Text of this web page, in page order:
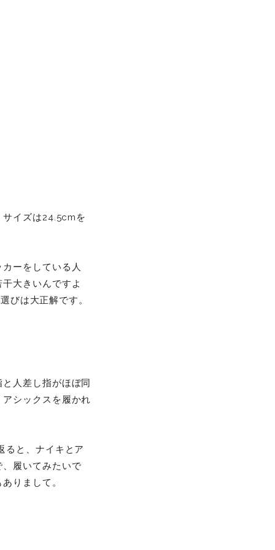
サイズは24.5cmを
ーをしている人
大きいんですよ
びは大正解です。
人差し指がほぼ同
シックスを履かれ
ると、ナイキとア
履いてみたいで
りまして。